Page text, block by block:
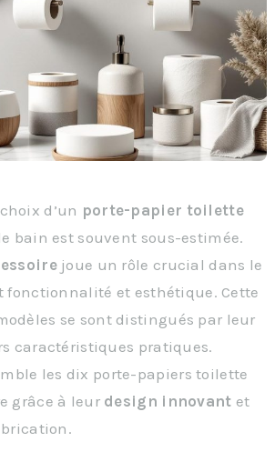
d’un porte-papier toilette
bain est souvent sous-estimée.
joue un rôle crucial dans le
et esthétique. Cette
se sont distingués par leur
caractéristiques pratiques.
les dix porte-papiers toilette
grâce à leur design innovant et